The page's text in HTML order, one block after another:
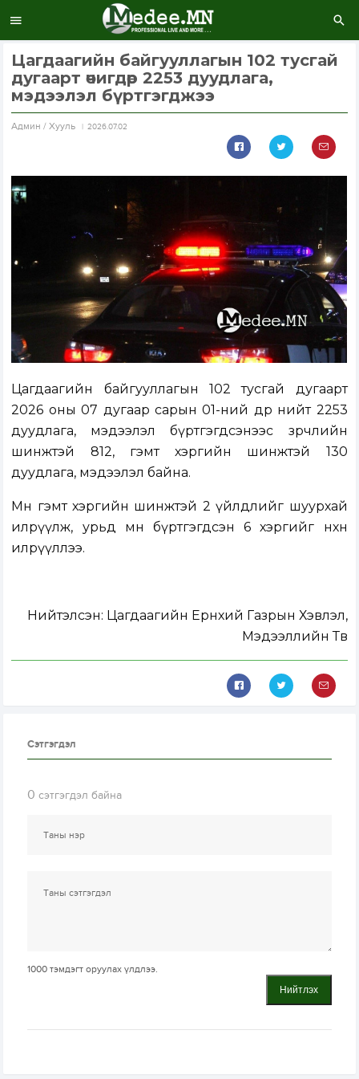
Цагдаагийн байгууллагын 102 тусгай
дугаарт өчигдөр 2253 дуудлага,
мэдээлэл бүртгэгджээ
Aдмин / Хууль 2026.07.02
Цагдаагийн байгууллагын 102 тусгай дугаарт
2026 оны 07 дугаар сарын 01-ний өдөр нийт 2253
дуудлага, мэдээлэл бүртгэгдсэнээс зөрчлийн
шинжтэй 812, гэмт хэргийн шинжтэй 130
дуудлага, мэдээлэл байна.
Мөн гэмт хэргийн шинжтэй 2 үйлдлийг шуурхай
илрүүлж, урьд өмнө бүртгэгдсэн 6 хэргийг нөхөн
илрүүллээ.
Нийтэлсэн: Цагдаагийн Ерөнхий Газрын Хэвлэл,
Мэдээллийн Төв
Сэтгэгдэл
0 сэтгэгдэл байна
1000 тэмдэгт оруулах үлдлээ.
Нийтлэх